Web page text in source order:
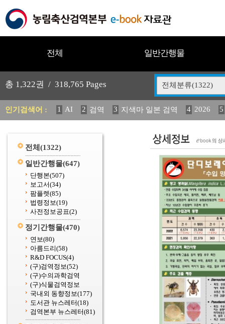
전체 일반간행물
총 1,322권 / 318,765 Pages 전체분류(1322)
인기검색어 : 1 AI 2 검역 3 지색마 일본 검역 4 2026
5
11 2025 12 중독성 식물 도감 13 媛 異 14
전체 (1322)
일반간행물(647)
단행본(507)
보고서(34)
팜플렛(85)
법령정보(19)
사전정보공표(2)
정기간행물(470)
연보(80)
아름드리(58)
R&D FOCUS(4)
(구)검역정보(52)
(구)수의과학검역
(구)식물검역정보
국내외 동향정보(177)
도서관 뉴스레터(18)
검역본부 뉴스레터(81)